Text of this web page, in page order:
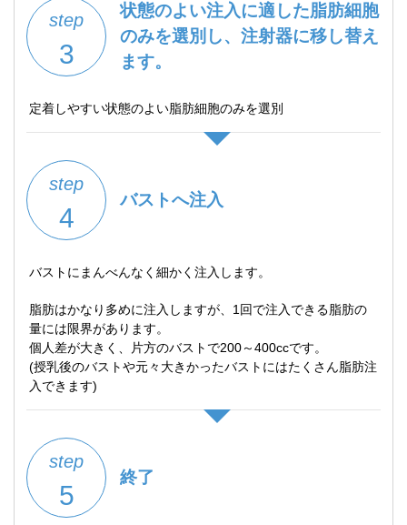
step
3
状態のよい注入に適した脂肪細胞
のみを選別し、注射器に移し替え
ます。
定着しやすい状態のよい脂肪細胞のみを選別
step
4
バストへ注入
バストにまんべんなく細かく注入します。
脂肪はかなり多めに注入しますが、1回で注入できる脂肪の
量には限界があります。
個人差が大きく、片方のバストで200～400ccです。
(授乳後のバストや元々大きかったバストにはたくさん脂肪注
入できます)
step
5
終了